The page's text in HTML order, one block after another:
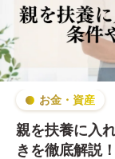
お金・資産
親を扶養に入
きを徹底解説！